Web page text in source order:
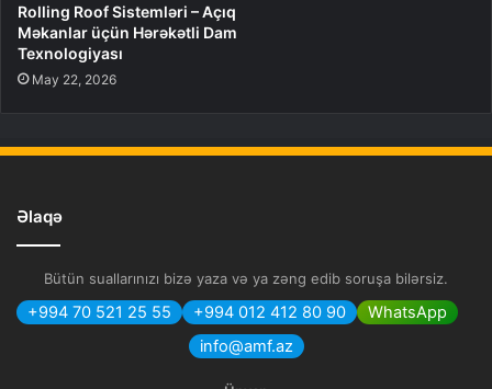
Rolling Roof Sistemləri – Açıq
Məkanlar üçün Hərəkətli Dam
Texnologiyası
May 22, 2026
Əlaqə
Bütün suallarınızı bizə yaza və ya zəng edib soruşa bilərsiz.
+994 70 521 25 55 +994 012 412 80 90
WhatsApp
info@amf.az